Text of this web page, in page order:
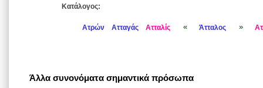
Κατάλογος:
Ατρών Ατταγάς Ατταλίς « Άτταλος »
Άλλα συνονόματα σημαντικά πρόσωπα